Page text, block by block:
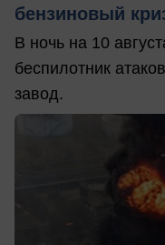
бензиновый
В ночь на 10
беспилотник
завод.